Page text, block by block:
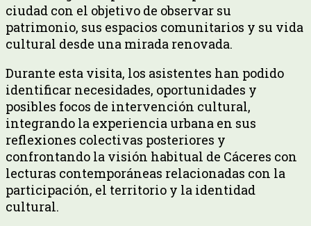
ciudad con el objetivo de observar su
patrimonio, sus espacios comunitarios y su vida
cultural desde una mirada renovada.
Durante esta visita, los asistentes han podido
identificar necesidades, oportunidades y
posibles focos de intervención cultural,
integrando la experiencia urbana en sus
reflexiones colectivas posteriores y
confrontando la visión habitual de Cáceres con
lecturas contemporáneas relacionadas con la
participación, el territorio y la identidad
cultural.